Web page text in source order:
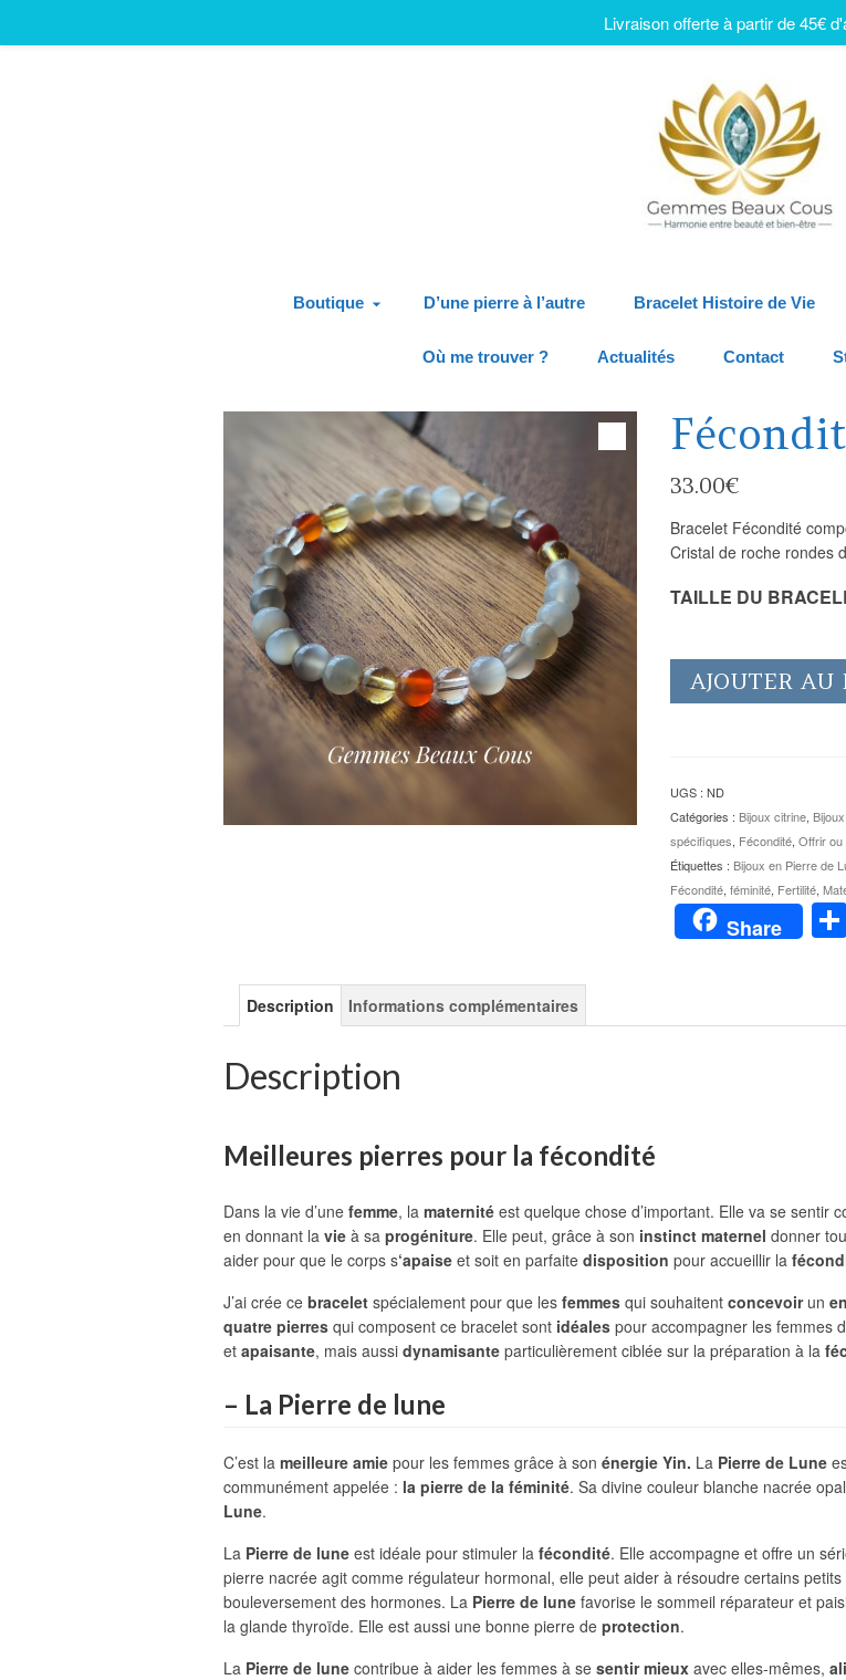
Boutique D’une pierre à l’autre Bracelet Histoire de Vie
Où me trouver ? Actualités Contact
33.00€
Bracelet Fécondité
Cristal de roche rondes
TAILLE DU
AJOUTER AU
UGS :ND
Catégories : Bijoux citrine,
spécifiques, Fécondité,Offrir
Étiquettes : Bijoux en Pierre de
Fécondité,féminité, Fertilité,
Share
Description Informations complémentaires
Description
Meilleures pierres pour la fécondité
Dans la vie d’une femme, la maternité est quelque chose d’important. Elle va se sentir
en donnant la vie à sa progéniture. Elle peut, grâce à son instinct maternel donner
aider pour que le corps s‘apaise et soit en parfaite disposition pour accueillir la
J’ai crée ce bracelet spécialement pour que les femmes qui souhaitent concevoirun
quatre pierres qui composent ce bracelet sont idéales pour accompagner les femmes
et apaisante, mais aussi dynamisante particulièrement ciblée sur la préparation à la
– La Pierre de lune
C’est la meilleure amie pour les femmes grâce à son énergie Yin. La Pierre de Lune
communément appelée : la pierre de la féminité. Sa divine couleur blanche nacrée
Lune.
La Pierre de lune est idéale pour stimuler la fécondité. Elle accompagne et offre un
pierre nacrée agit comme régulateur hormonal, elle peut aider à résoudre certains petits
bouleversement des hormones. La Pierre de lune favorise le sommeil réparateur et
la glande thyroïde. Elle est aussi une bonne pierre de protection.
La Pierre de lune contribue à aider les femmes à se sentir mieux avec elles-mêmes,
Livraison offerte à partir de 45€